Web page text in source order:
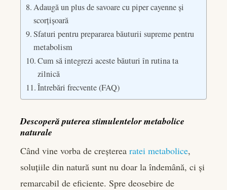
Adaugă un plus de savoare cu piper cayenne și
scorțișoară
Sfaturi pentru prepararea băuturii supreme pentru
metabolism
Cum să integrezi aceste băuturi în rutina ta
zilnică
Întrebări frecvente (FAQ)
Descoperă puterea stimulentelor metabolice
naturale
Când vine vorba de creșterea ratei metabolice,
soluțiile din natură sunt nu doar la îndemână, ci și
remarcabil de eficiente. Spre deosebire de